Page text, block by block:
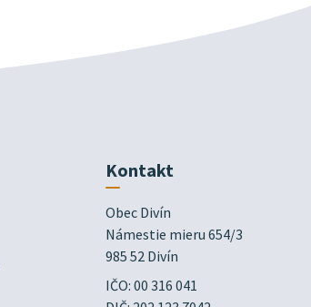
Kontakt
Obec Divín
Námestie mieru 654/3
985 52 Divín
IČO: 00 316 041